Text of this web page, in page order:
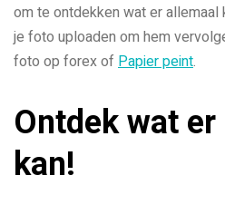
om te ontdekken wat er allemaal
je foto uploaden om hem
foto op forex of Papier peint.
Ontdek wat er
kan!